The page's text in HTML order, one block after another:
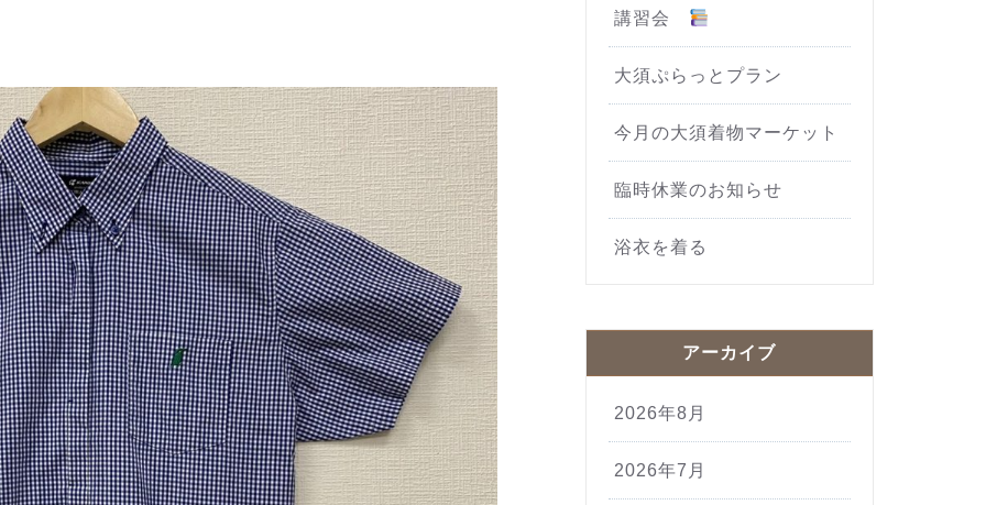
講習会
大須ぷらっとプラン
今月の大須着物マーケット
臨時休業のお知らせ
浴衣を着る
アーカイブ
2026年8月
2026年7月